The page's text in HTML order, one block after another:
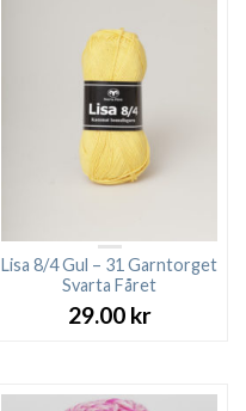
Lisa 8/4 Gul – 31 Garntorget
Svarta Fåret
29.00 kr